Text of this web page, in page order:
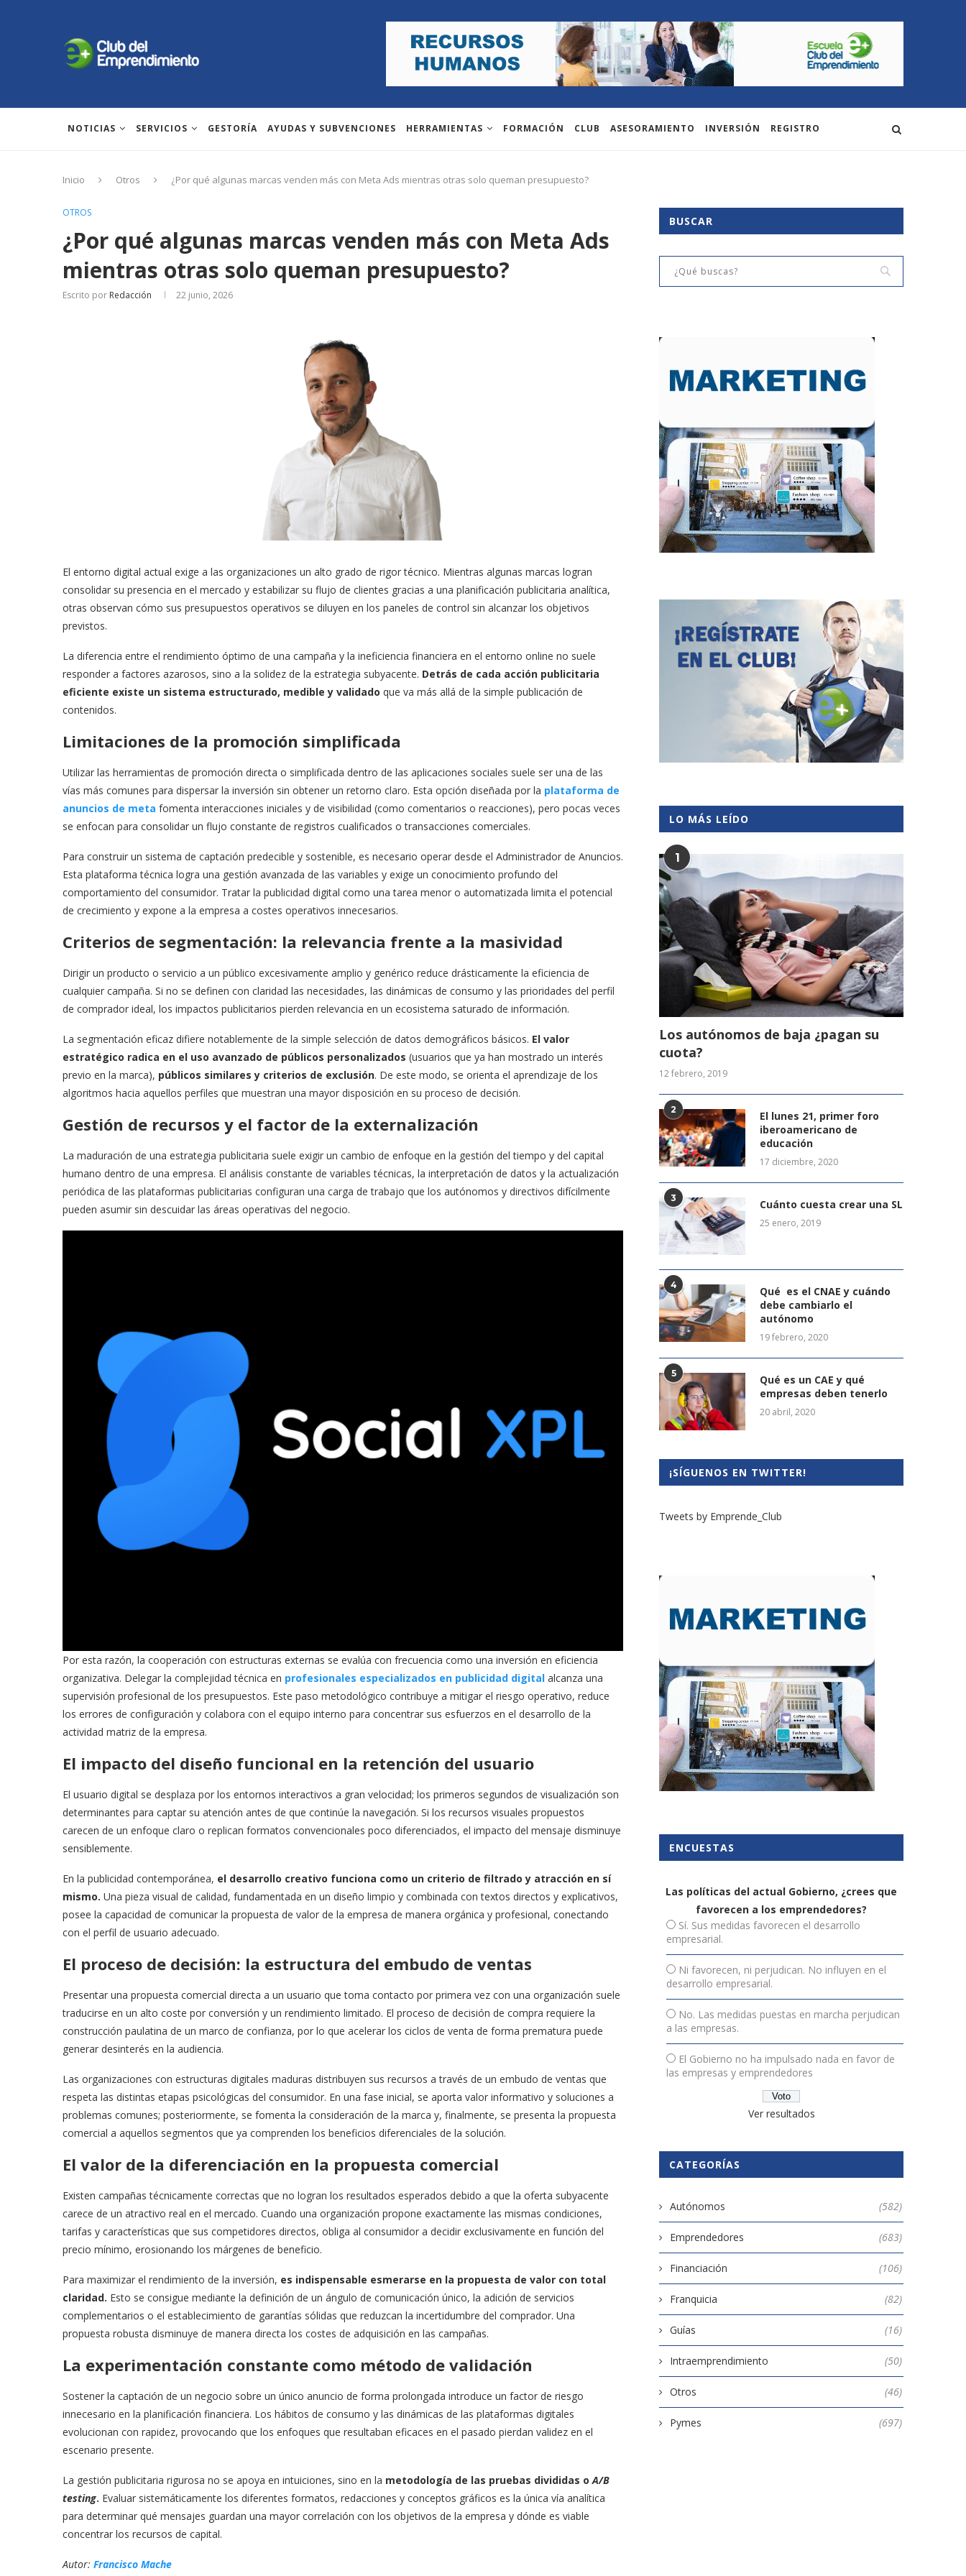
NOTICIAS SERVICIOS GESTORÍA AYUDAS Y SUBVENCIONES HERRAMIENTAS FORMACIÓN CLUB ASESORAMIENTO INVERSIÓN REGISTRO
Inicio Otros ​¿Por qué algunas marcas venden más con Meta Ads mientras otras solo queman presupuesto?
OTROS
​¿Por qué algunas marcas venden más con Meta Ads
mientras otras solo queman presupuesto?
Escrito por Redacción 22 junio, 2026
​El entorno digital actual exige a las organizaciones un alto grado de rigor técnico. Mientras algunas marcas logran
consolidar su presencia en el mercado y estabilizar su flujo de clientes gracias a una planificación publicitaria analítica,
otras observan cómo sus presupuestos operativos se diluyen en los paneles de control sin alcanzar los objetivos
previstos.
​La diferencia entre el rendimiento óptimo de una campaña y la ineficiencia financiera en el entorno online no suele
responder a factores azarosos, sino a la solidez de la estrategia subyacente. Detrás de cada acción publicitaria
eficiente existe un sistema estructurado, medible y validado que va más allá de la simple publicación de
contenidos.
​Limitaciones de la promoción simplificada
​Utilizar las herramientas de promoción directa o simplificada dentro de las aplicaciones sociales suele ser una de las
vías más comunes para dispersar la inversión sin obtener un retorno claro. Esta opción diseñada por la plataforma de
anuncios de meta fomenta interacciones iniciales y de visibilidad (como comentarios o reacciones), pero pocas veces
se enfocan para consolidar un flujo constante de registros cualificados o transacciones comerciales.
​Para construir un sistema de captación predecible y sostenible, es necesario operar desde el Administrador de Anuncios.
Esta plataforma técnica logra una gestión avanzada de las variables y exige un conocimiento profundo del
comportamiento del consumidor. Tratar la publicidad digital como una tarea menor o automatizada limita el potencial
de crecimiento y expone a la empresa a costes operativos innecesarios.
​Criterios de segmentación: la relevancia frente a la masividad
​Dirigir un producto o servicio a un público excesivamente amplio y genérico reduce drásticamente la eficiencia de
cualquier campaña. Si no se definen con claridad las necesidades, las dinámicas de consumo y las prioridades del perfil
de comprador ideal, los impactos publicitarios pierden relevancia en un ecosistema saturado de información.
​La segmentación eficaz difiere notablemente de la simple selección de datos demográficos básicos. El valor
estratégico radica en el uso avanzado de públicos personalizados (usuarios que ya han mostrado un interés
previo en la marca), públicos similares y criterios de exclusión. De este modo, se orienta el aprendizaje de los
algoritmos hacia aquellos perfiles que muestran una mayor disposición en su proceso de decisión.
​Gestión de recursos y el factor de la externalización
​La maduración de una estrategia publicitaria suele exigir un cambio de enfoque en la gestión del tiempo y del capital
humano dentro de una empresa. El análisis constante de variables técnicas, la interpretación de datos y la actualización
periódica de las plataformas publicitarias configuran una carga de trabajo que los autónomos y directivos difícilmente
pueden asumir sin descuidar las áreas operativas del negocio.
​Por esta razón, la cooperación con estructuras externas se evalúa con frecuencia como una inversión en eficiencia
organizativa. Delegar la complejidad técnica en profesionales especializados en publicidad digital alcanza una
supervisión profesional de los presupuestos. Este paso metodológico contribuye a mitigar el riesgo operativo, reduce
los errores de configuración y colabora con el equipo interno para concentrar sus esfuerzos en el desarrollo de la
actividad matriz de la empresa.
​El impacto del diseño funcional en la retención del usuario
​El usuario digital se desplaza por los entornos interactivos a gran velocidad; los primeros segundos de visualización son
determinantes para captar su atención antes de que continúe la navegación. Si los recursos visuales propuestos
carecen de un enfoque claro o replican formatos convencionales poco diferenciados, el impacto del mensaje disminuye
sensiblemente.
​En la publicidad contemporánea, el desarrollo creativo funciona como un criterio de filtrado y atracción en sí
mismo. Una pieza visual de calidad, fundamentada en un diseño limpio y combinada con textos directos y explicativos,
posee la capacidad de comunicar la propuesta de valor de la empresa de manera orgánica y profesional, conectando
con el perfil de usuario adecuado.
​El proceso de decisión: la estructura del embudo de ventas
​Presentar una propuesta comercial directa a un usuario que toma contacto por primera vez con una organización suele
traducirse en un alto coste por conversión y un rendimiento limitado. El proceso de decisión de compra requiere la
construcción paulatina de un marco de confianza, por lo que acelerar los ciclos de venta de forma prematura puede
generar desinterés en la audiencia.
​Las organizaciones con estructuras digitales maduras distribuyen sus recursos a través de un embudo de ventas que
respeta las distintas etapas psicológicas del consumidor. En una fase inicial, se aporta valor informativo y soluciones a
problemas comunes; posteriormente, se fomenta la consideración de la marca y, finalmente, se presenta la propuesta
comercial a aquellos segmentos que ya comprenden los beneficios diferenciales de la solución.
​El valor de la diferenciación en la propuesta comercial
​Existen campañas técnicamente correctas que no logran los resultados esperados debido a que la oferta subyacente
carece de un atractivo real en el mercado. Cuando una organización propone exactamente las mismas condiciones,
tarifas y características que sus competidores directos, obliga al consumidor a decidir exclusivamente en función del
precio mínimo, erosionando los márgenes de beneficio.
​Para maximizar el rendimiento de la inversión, es indispensable esmerarse en la propuesta de valor con total
claridad. Esto se consigue mediante la definición de un ángulo de comunicación único, la adición de servicios
complementarios o el establecimiento de garantías sólidas que reduzcan la incertidumbre del comprador. Una
propuesta robusta disminuye de manera directa los costes de adquisición en las campañas.
​La experimentación constante como método de validación
​Sostener la captación de un negocio sobre un único anuncio de forma prolongada introduce un factor de riesgo
innecesario en la planificación financiera. Los hábitos de consumo y las dinámicas de las plataformas digitales
evolucionan con rapidez, provocando que los enfoques que resultaban eficaces en el pasado pierdan validez en el
escenario presente.
​La gestión publicitaria rigurosa no se apoya en intuiciones, sino en la metodología de las pruebas divididas oA/B
testing. Evaluar sistemáticamente los diferentes formatos, redacciones y conceptos gráficos es la única vía analítica
para determinar qué mensajes guardan una mayor correlación con los objetivos de la empresa y dónde es viable
concentrar los recursos de capital.
​Autor: Francisco Mache
BUSCAR
LO MÁS LEÍDO
1
Los autónomos de baja ¿pagan su
cuota?
12 febrero, 2019
2
El lunes 21, primer foro
iberoamericano de
educación
17 diciembre, 2020
3 Cuánto cuesta crear una SL
25 enero, 2019
4
Qué es el CNAE y cuándo
debe cambiarlo el
autónomo
19 febrero, 2020
5
Qué es un CAE y qué
empresas deben tenerlo
20 abril, 2020
¡SÍGUENOS EN TWITTER!
Tweets by Emprende_Club
ENCUESTAS
Las políticas del actual Gobierno, ¿crees que
favorecen a los emprendedores?
Sí. Sus medidas favorecen el desarrollo
empresarial.
Ni favorecen, ni perjudican. No influyen en el
desarrollo empresarial.
No. Las medidas puestas en marcha perjudican
a las empresas.
El Gobierno no ha impulsado nada en favor de
las empresas y emprendedores
Ver resultados
CATEGORÍAS
Autónomos (582)
Emprendedores (683)
Financiación (106)
Franquicia (82)
Guías (16)
Intraemprendimiento (50)
Otros (46)
Pymes (697)